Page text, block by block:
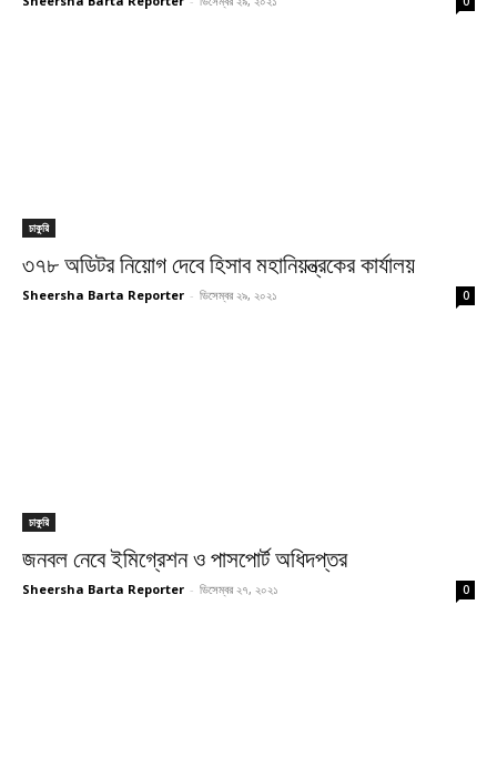
চাকুরি
৩৭৮ অডিটর নিয়োগ দেবে হিসাব মহানিয়ন্ত্রকের কার্যালয়
Sheersha Barta Reporter - ডিসেম্বর ২৯, ২০২১ 0
চাকুরি
জনবল নেবে ইমিগ্রেশন ও পাসপোর্ট অধিদপ্তর
Sheersha Barta Reporter - ডিসেম্বর ২৭, ২০২১ 0